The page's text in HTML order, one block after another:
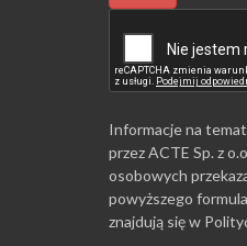
Informacje na
przez ACTE Sp. z
osobowych
powyższego
znajdują się w